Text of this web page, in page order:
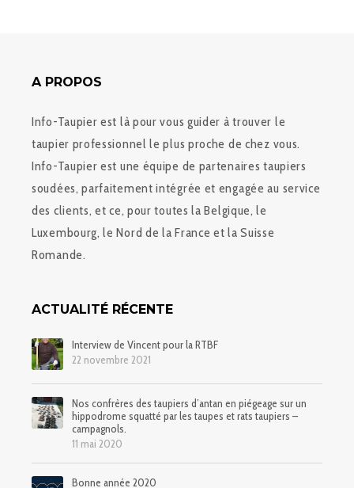
A PROPOS
Info-Taupier est là pour vous guider à trouver le
taupier professionnel le plus proche de chez vous.
Info-Taupier est une équipe de partenaires taupiers
soudées, parfaitement intégrée et engagée au service
des clients, et ce, pour toutes la Belgique, le
Luxembourg, le Nord de la France et la Suisse
Romande.
ACTUALITÉ RÉCENTE
Interview de Vincent pour la RTBF
22 novembre 2021
Nos confrères des taupiers d’antan en piégeage sur un
hippodrome squatté par les taupes et rats taupiers –
campagnols.
11 mai 2020
Bonne année 2020